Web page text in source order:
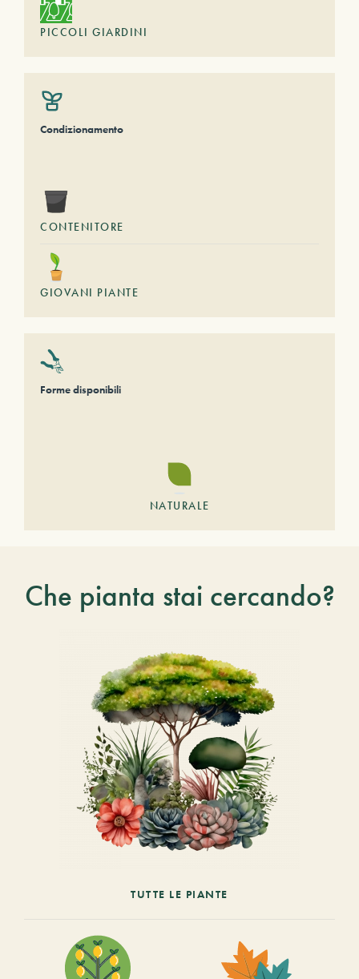
PICCOLI GIARDINI
Condizionamento
CONTENITORE
GIOVANI PIANTE
Forme disponibili
NATURALE
Che pianta stai cercando?
TUTTE LE PIANTE